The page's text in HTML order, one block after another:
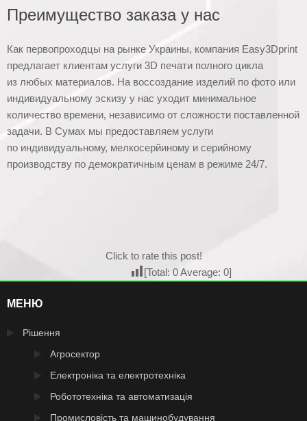
Преимущество заказа у нас
Как первопроходцы на рынке Украины, компания Easy3Dprint
предлагает клиентам услуги 3D печати полного цикла
из любых материалов. На воссоздание изделий по фото или
индивидуальному эскизу у нас уходит минимальное
количество времени, независимо от сложности поставленной
задачи. В Сумах мы предоставляем услуги
по индивидуальному, мелкосерйиному и серийному
производству по демократичным ценам в режиме 24/7.
Click to rate this post!
[Total: 0Average: 0]
МЕНЮ
Рішення
Агросектор
Електроніка та електротехніка
Робототехніка та автоматизація
Промисловість та машинобудування